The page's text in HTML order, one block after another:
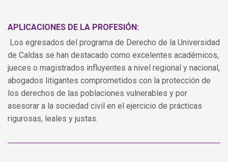
APLICACIONES DE LA PROFESIÓN:
Los egresados del programa de Derecho de la Universidad
de Caldas se han destacado como excelentes académicos,
jueces o magistrados influyentes a nivel regional y nacional,
abogados litigantes comprometidos con la protección de
los derechos de las poblaciones vulnerables y por
asesorar a la sociedad civil en el ejercicio de prácticas
rigurosas, leales y justas.